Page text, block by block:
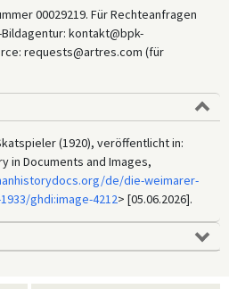
00029219. Für Rechteanfragen
kontakt@bpk-
requests@artres.com (für
(1920), veröffentlicht in:
in Documents and Images,
de/die-weimarer-
ghdi:image-4212> [05.06.2026].